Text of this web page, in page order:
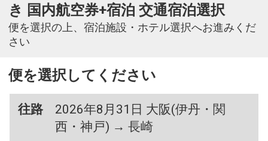
き 国内航空券+宿泊 交通宿泊選択
便を選択の上、宿泊施設・ホテル選択へお進みくだ
さい
便を選択してください
往路
2026年8月31日 大阪(伊丹・関
西・神戸) → 長崎